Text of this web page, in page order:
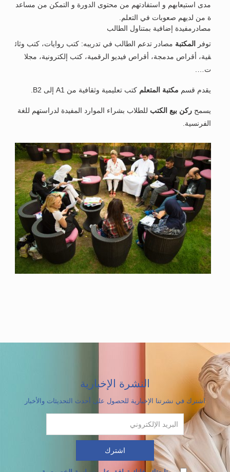
مدى استيعابهم و استفادتهم من محتوى الدورة و التمكن من مساعد
ة من لديهم صعوبات في التعلم.
مصادرمفيدة إضافية بمتناول الطالب
توفر المكتبة مصادر تدعم الطالب في تدريبه: كتب روايات، كتب وثائ
قية، أقراص مدمجة، أقراص فيديو الرقمية، كتب إلكترونية، مجلا
ت….
يقدم قسم مكتبة المتعلم كتب تعليمية وثقافية من A1 إلى B2.
يسمح ركن بيع الكتب للطلاب بشراء الموارد المفيدة لدراستهم للغة
الفرنسية.
النشرة الإخبارية
اشترك في نشرتنا الإخبارية للحصول على أحدث التحديثات والأخبار